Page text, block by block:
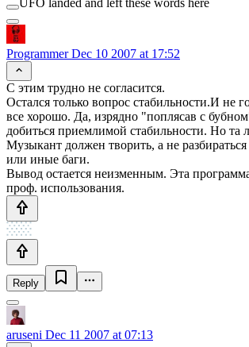
ProgrammerDec 10 2007 at 17:52
С этим трудно не согласится.
Остался только вопрос стабильности.И не
все хорошо. Да, изрядно "поплясав с
добиться приемлимой стабильности. Но та
Музыкант должен творить, а не разбираться
или иные баги.
Вывод остается неизменным. Эта
проф. использования.
Reply
aruseni Dec 11 2007 at 07:13